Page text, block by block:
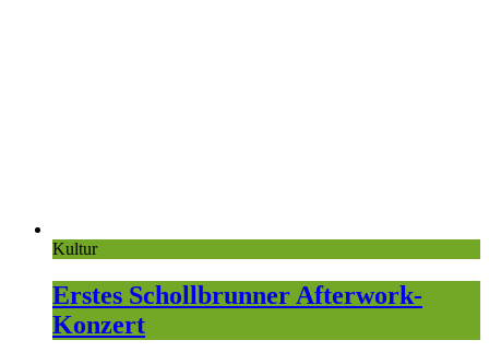
Kultur
Erstes Schollbrunner Afterwork-
Konzert